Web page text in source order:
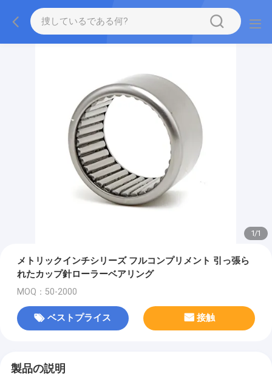
1/1
メトリックインチシリーズ フルコンプリメント 引っ張ら
れたカップ針ローラーベアリング
MOQ：50-2000
ベストプライス 接触
製品の説明